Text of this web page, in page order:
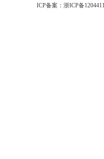
ICP备案： 浙ICP备